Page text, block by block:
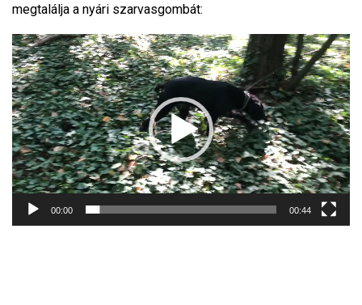
megtalálja a nyári szarvasgombát:
Videólejátszó
00:00 00:44